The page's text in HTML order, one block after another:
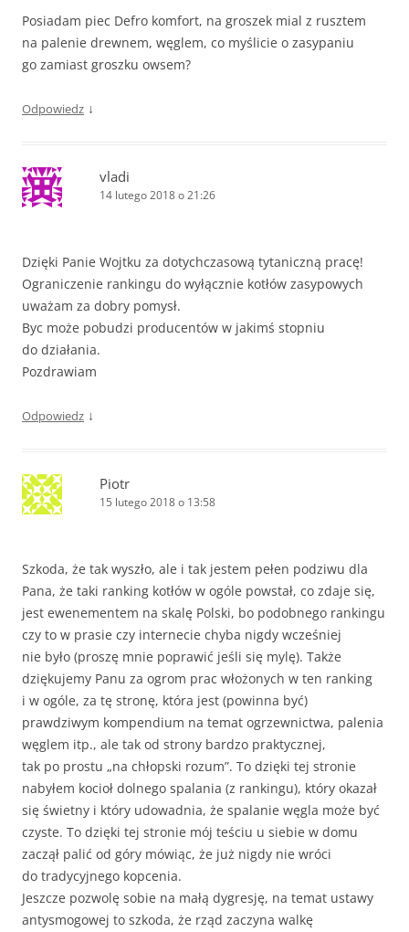
Posiadam piec Defro komfort, na groszek mial z rusztem
na palenie drewnem, węglem, co myślicie o zasypaniu
go zamiast groszku owsem?
Odpowiedz ↓
vladi
14 lutego 2018 o 21:26
Dzięki Panie Wojtku za dotychczasową tytaniczną pracę!
Ograniczenie rankingu do wyłącznie kotłów zasypowych
uważam za dobry pomysł.
Byc może pobudzi producentów w jakimś stopniu
do działania.
Pozdrawiam
Odpowiedz ↓
Piotr
15 lutego 2018 o 13:58
Szkoda, że tak wyszło, ale i tak jestem pełen podziwu dla
Pana, że taki ranking kotłów w ogóle powstał, co zdaje się,
jest ewenementem na skalę Polski, bo podobnego rankingu
czy to w prasie czy internecie chyba nigdy wcześniej
nie było (proszę mnie poprawić jeśli się mylę). Także
dziękujemy Panu za ogrom prac włożonych w ten ranking
i w ogóle, za tę stronę, która jest (powinna być)
prawdziwym kompendium na temat ogrzewnictwa, palenia
węglem itp., ale tak od strony bardzo praktycznej,
tak po prostu „na chłopski rozum”. To dzięki tej stronie
nabyłem kocioł dolnego spalania (z rankingu), który okazał
się świetny i który udowadnia, że spalanie węgla może być
czyste. To dzięki tej stronie mój teściu u siebie w domu
zaczął palić od góry mówiąc, że już nigdy nie wróci
do tradycyjnego kopcenia.
Jeszcze pozwolę sobie na małą dygresję, na temat ustawy
antysmogowej to szkoda, że rząd zaczyna walkę